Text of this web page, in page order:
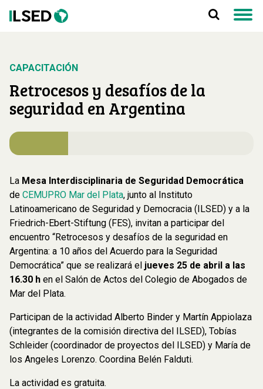
CAPACITACIÓN
Retrocesos y desafíos de la
seguridad en Argentina
La Mesa Interdisciplinaria de Seguridad Democrática
de CEMUPRO Mar del Plata, junto al Instituto
Latinoamericano de Seguridad y Democracia (ILSED) y a la
Friedrich-Ebert-Stiftung (FES), invitan a participar del
encuentro “Retrocesos y desafíos de la seguridad en
Argentina: a 10 años del Acuerdo para la Seguridad
Democrática” que se realizará el jueves 25 de abril a las
16.30 h en el Salón de Actos del Colegio de Abogados de
Mar del Plata.
Participan de la actividad Alberto Binder y Martín Appiolaza
(integrantes de la comisión directiva del ILSED), Tobías
Schleider (coordinador de proyectos del ILSED) y María de
los Angeles Lorenzo. Coordina Belén Falduti.
La actividad es gratuita.